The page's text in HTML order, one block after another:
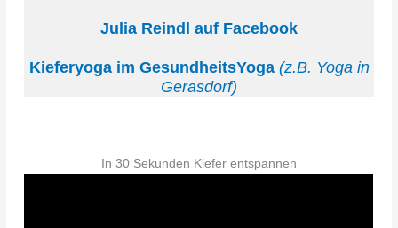
Julia Reindl auf Facebook
Kieferyoga im GesundheitsYoga (z.B. Yoga in
Gerasdorf)
In 30 Sekunden Kiefer entspannen